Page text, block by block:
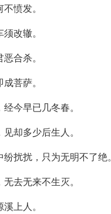
愤发。
改辙。
合杀。
菩萨。
今早已几冬春。
却多少后生人。
扰扰，只为无明不了绝。
去无来不生灭。
上人。